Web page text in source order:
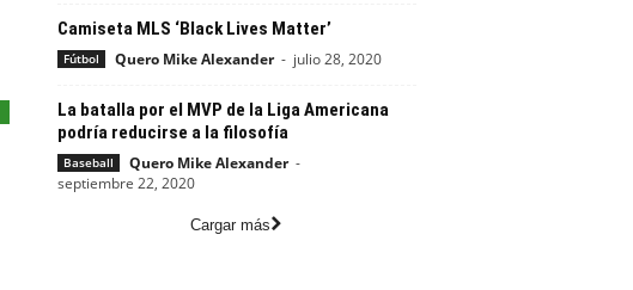
Camiseta MLS ‘Black Lives Matter’
Fútbol Quero Mike Alexander - julio 28, 2020
La batalla por el MVP de la Liga Americana
podría reducirse a la filosofía
Baseball Quero Mike Alexander -
septiembre 22, 2020
Cargar más